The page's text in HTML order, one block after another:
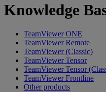
Knowledge
TeamViewer ONE
TeamViewer Remote
TeamViewer (Classic)
TeamViewer Tensor
TeamViewer Tensor
TeamViewer Frontline
Other products